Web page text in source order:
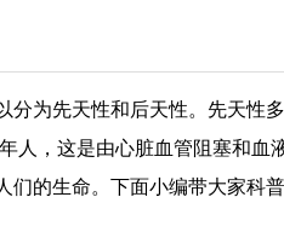
分为先天性和后天性。先天性
人，这是由心脏血管阻塞和血
们的生命。下面小编带大家科